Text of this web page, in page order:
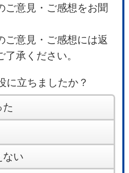
ご意見・ご感想をお聞
ご意見・ご感想には返
承ください。
に立ちましたか？
た
ない